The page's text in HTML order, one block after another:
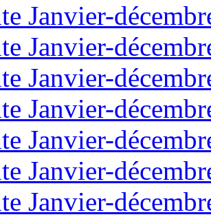
Janvier-
Janvier-
Janvier-
Janvier-
Janvier-
Janvier-
Janvier-